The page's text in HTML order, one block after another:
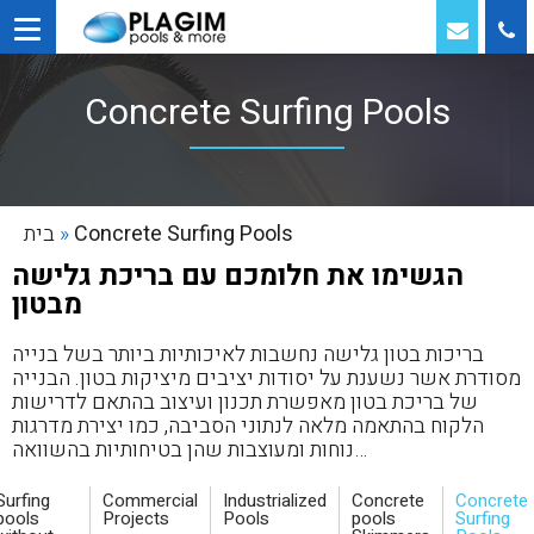
Concrete Surfing Pools
בית»Concrete Surfing Pools
הגשימו את חלומכם עם בריכת גלישה
מבטון
בריכות בטון גלישה נחשבות לאיכותיות ביותר בשל בנייה
מסודרת אשר נשענת על יסודות יציבים מיציקות בטון. הבנייה
של בריכת בטון מאפשרת תכנון ועיצוב בהתאם לדרישות
הלקוח בהתאמה מלאה לנתוני הסביבה, כמו יצירת מדרגות
נוחות ומעוצבות שהן בטיחותיות בהשוואה…
Commercial
Projects
Industrialized
Pools
Concrete
pools
Concrete
Surfing